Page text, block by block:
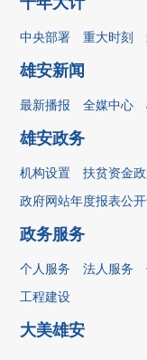
中央部署 重大时刻
雄安新闻
最新播报 全媒中心
雄安政务
机构设置 扶贫资金
政府网站年度报表公
政务服务
个人服务 法人服务
工程建设
大美雄安